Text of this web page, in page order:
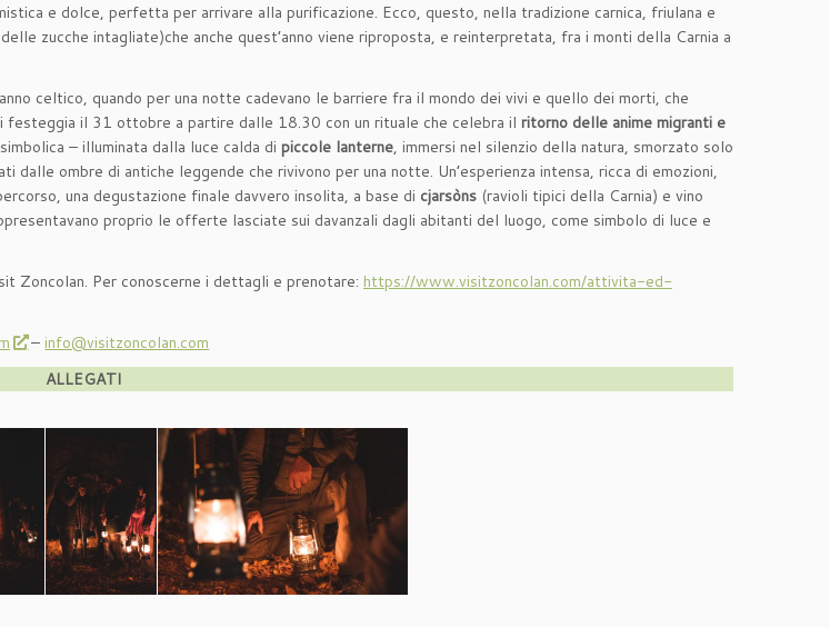
e dolce, perfetta per arrivare alla purificazione. Ecco, questo, nella tradizione carnica, friulana e
zucche intagliate)che anche quest’anno viene riproposta, e reinterpretata, fra i monti della Carnia a
celtico, quando per una notte cadevano le barriere fra il mondo dei vivi e quello dei morti, che
festeggia il 31 ottobre a partire dalle 18.30 con un rituale che celebra il ritorno delle anime migranti e
– illuminata dalla luce calda di piccole lanterne, immersi nel silenzio della natura, smorzato solo
ombre di antiche leggende che rivivono per una notte. Un’esperienza intensa, ricca di emozioni,
una degustazione finale davvero insolita, a base di cjarsòns (ravioli tipici della Carnia) e vino
proprio le offerte lasciate sui davanzali dagli abitanti del luogo, come simbolo di luce e
Zoncolan. Per conoscerne i dettagli e prenotare: https://www.visitzoncolan.com/attivita-ed-
– info@visitzoncolan.com
ALLEGATI